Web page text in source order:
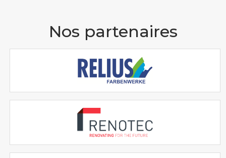
Nos partenaires